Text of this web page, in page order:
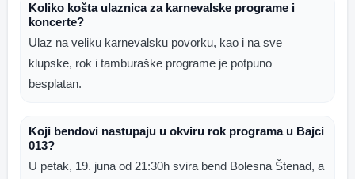
Koliko košta ulaznica za karnevalske programe i
koncerte?
Ulaz na veliku karnevalsku povorku, kao i na sve
klupske, rok i tamburaške programe je potpuno
besplatan.
Koji bendovi nastupaju u okviru rok programa u Bajci
013?
U petak, 19. juna od 21:30h svira bend Bolesna Štenad, a